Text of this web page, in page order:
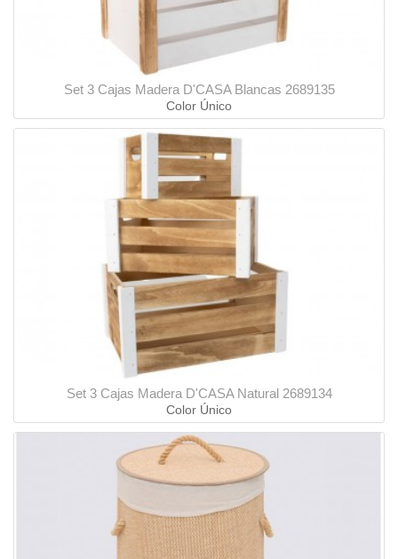
Set 3 Cajas Madera D'CASA Blancas 2689135
Color Único
Set 3 Cajas Madera D'CASA Natural 2689134
Color Único